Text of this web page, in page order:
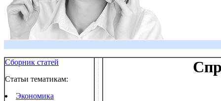
Сборник статей
Статьи тематикам:
Экономика